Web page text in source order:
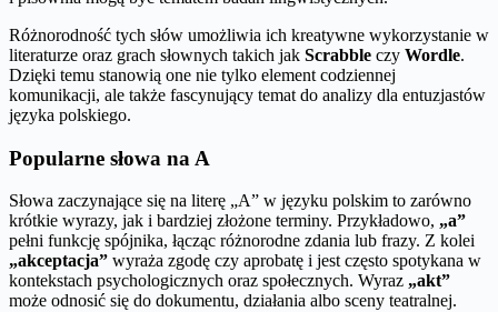
Różnorodność tych słów umożliwia ich kreatywne wykorzystanie w
literaturze oraz grach słownych takich jak Scrabble czy Wordle.
Dzięki temu stanowią one nie tylko element codziennej
komunikacji, ale także fascynujący temat do analizy dla entuzjastów
języka polskiego.
Popularne słowa na A
Słowa zaczynające się na literę „A” w języku polskim to zarówno
krótkie wyrazy, jak i bardziej złożone terminy. Przykładowo, „a”
pełni funkcję spójnika, łącząc różnorodne zdania lub frazy. Z kolei
„akceptacja” wyraża zgodę czy aprobatę i jest często spotykana w
kontekstach psychologicznych oraz społecznych. Wyraz „akt”
może odnosić się do dokumentu, działania albo sceny teatralnej.